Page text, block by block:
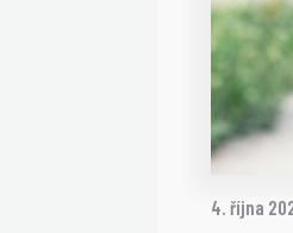
4. října